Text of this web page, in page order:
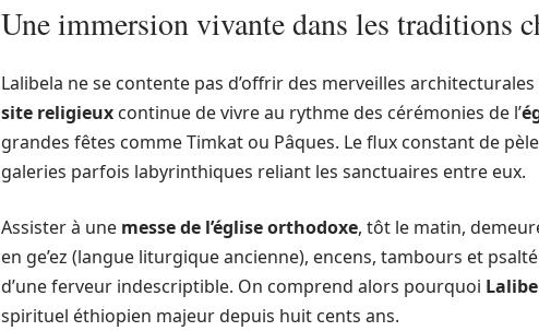
Une immersion vivante dans les traditions
Lalibela ne se contente pas d’offrir des merveilles
site religieux continue de vivre au rythme des cérémonies de l’
grandes fêtes comme Timkat ou Pâques. Le flux constant de
galeries parfois labyrinthiques reliant les sanctuaires entre eux.
Assister à une messe de l’église orthodoxe, tôt le matin,
en ge’ez (langue liturgique ancienne), encens, tambours et
d’une ferveur indescriptible. On comprend alors pourquoi
spirituel éthiopien majeur depuis huit cents ans.